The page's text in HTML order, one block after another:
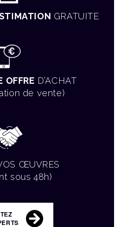
GRATUITE
OFFRE D’ACHAT
de vente)
ŒUVRES
sous 48h)